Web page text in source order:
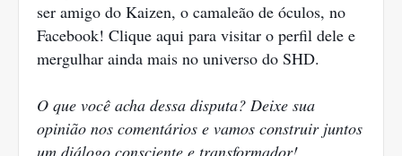
ser amigo do Kaizen, o camaleão de óculos, no
Facebook! Clique aqui para visitar o perfil dele e
mergulhar ainda mais no universo do SHD.
O que você acha dessa disputa? Deixe sua
opinião nos comentários e vamos construir juntos
um diálogo consciente e transformador!